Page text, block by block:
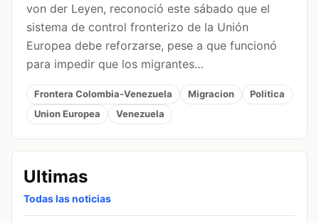
von der Leyen, reconoció este sábado que el
sistema de control fronterizo de la Unión
Europea debe reforzarse, pese a que funcionó
para impedir que los migrantes…
Frontera Colombia-Venezuela Migracion
Politica
Union Europea
Venezuela
Ultimas
Todas las noticias